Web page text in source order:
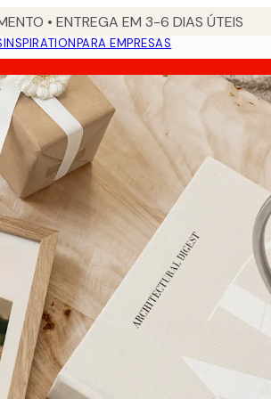
• ENTREGA EM 3-6 DIAS ÚTEIS
INSPIRATIONPARA EMPRESAS